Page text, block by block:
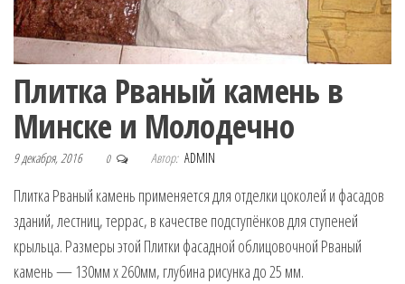
Плитка Рваный камень в
Минске и Молодечно
9 декабря, 2016 0 Автор: ADMIN
Плитка Рваный камень применяется для отделки цоколей и фасадов
зданий, лестниц, террас, в качестве подступёнков для ступеней
крыльца. Размеры этой Плитки фасадной облицовочной Рваный
камень — 130мм х 260мм, глубина рисунка до 25 мм.